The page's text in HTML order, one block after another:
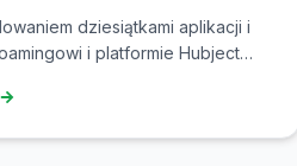
dziesiątkami aplikacji i
i platformie Hubject
kontem.